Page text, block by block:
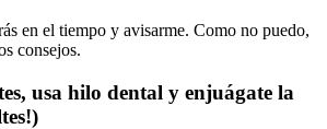
en el tiempo y avisarme. Como no puedo,
consejos.
usa hilo dental y enjuágate la